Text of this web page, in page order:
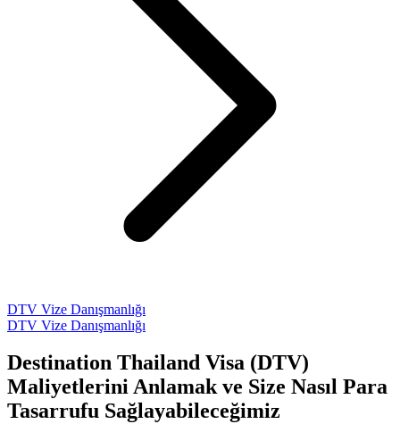
DTV Vize Danışmanlığı
DTV Vize Danışmanlığı
Destination Thailand Visa (DTV)
Maliyetlerini Anlamak ve Size Nasıl Para
Tasarrufu Sağlayabileceğimiz